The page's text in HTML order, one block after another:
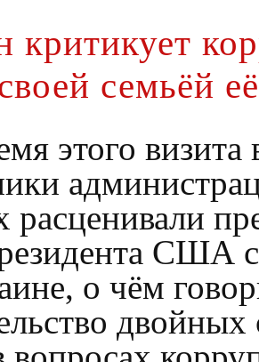
критикует
семьёй
этого
расценивали
США
о чём
двойных